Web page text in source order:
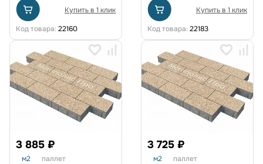
Купить в 1 клик
Код товара: 22160
Купить в 1 клик
Код товара: 22183
3 885 ₽
м2 паллет
3 725 ₽
м2 паллет